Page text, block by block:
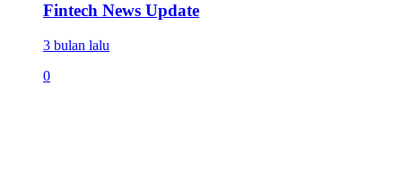
Fintech News Update
3 bulan lalu
0